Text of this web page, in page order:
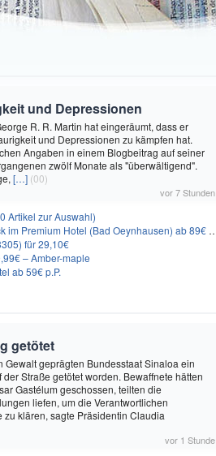
und Depressionen
R. R. Martin hat eingeräumt, dass er
und Depressionen zu kämpfen hat.
Angaben in einem Blogbeitrag auf seiner
zwölf Monate als "überwältigend".
[…] (00)
vor 7 Stunden
Artikel zur Auswahl)
Premium Hotel (Bad Oeynhausen) ab 89€ p.P.
für 29,10€
– Amber-maple
ab 59€ p.P.
getötet
Gewalt geprägten Bundesstaat Sinaloa ein
Straße getötet worden. Bewaffnete hätten
Gastélum geschossen, teilten die
liefen, um die Verantwortlichen
klären, sagte Präsidentin Claudia
vor 1 Stunde